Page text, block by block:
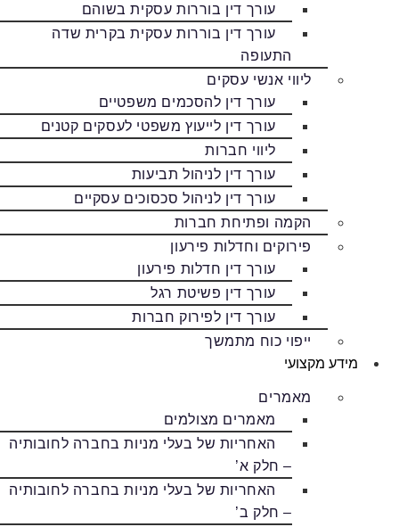
עורך דין בוררות עסקית בשוהם
עורך דין בוררות עסקית בקרית שדה
התעופה
ליווי אנשי עסקים
עורך דין להסכמים משפטיים
עורך דין לייעוץ משפטי לעסקים קטנים
ליווי חברות
עורך דין לניהול תביעות
עורך דין לניהול סכסוכים עסקיים
הקמה ופתיחת חברות
פירוקים וחדלות פירעון
עורך דין חדלות פירעון
עורך דין פשיטת רגל
עורך דין לפירוק חברות
ייפוי כוח מתמשך
מידע מקצועי
מאמרים
מאמרים מצולמים
האחריות של בעלי מניות בחברה לחובותיה
– חלק א’
האחריות של בעלי מניות בחברה לחובותיה
– חלק ב’